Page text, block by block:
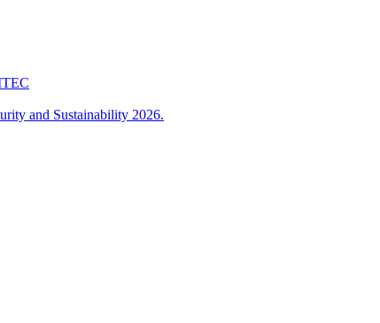
and Sustainability 2026.